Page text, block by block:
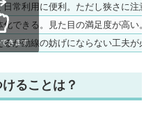
日常利用に便利。ただし狭さに注意
できる。見た目の満足度が高い。
るが動線の妨げにならない工夫が必
きます
ることは？